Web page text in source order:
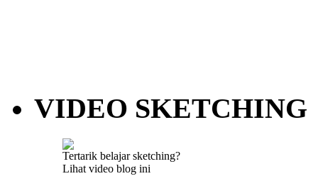
VIDEO SKETCHING
Tertarik belajar sketching?
Lihat video blog ini